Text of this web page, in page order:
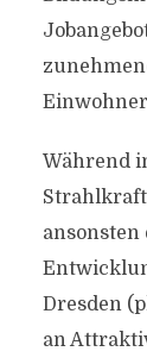
Während
Dresden
an